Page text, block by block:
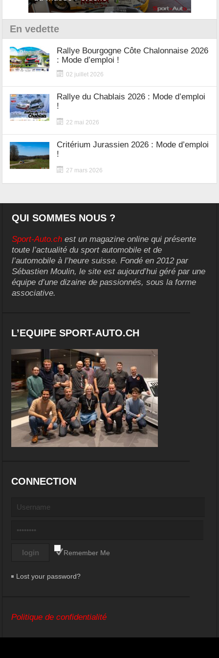
En vedette
Rallye Bourgogne Côte Chalonnaise 2026
: Mode d’emploi !
02 juillet 2026
Rallye du Chablais 2026 : Mode d’emploi
!
22 mai 2026
Critérium Jurassien 2026 : Mode d’emploi
!
27 mars 2026
QUI SOMMES NOUS ?
Sport-Auto.ch est un magazine online qui présente
toute l’actualité du sport automobile et de
l’automobile à l’heure suisse. Fondé en 2012 par
Sébastien Moulin, le site est aujourd’hui géré par une
équipe d’une dizaine de passionnés, sous la forme
associative.
L’EQUIPE SPORT-AUTO.CH
CONNECTION
Remember Me
Lost your password?
Politique de confidentialité